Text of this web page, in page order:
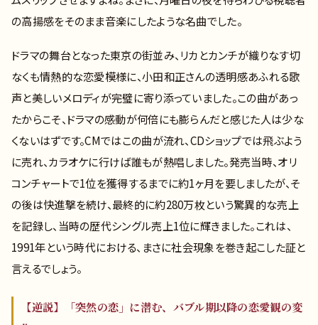
の高揚感をそのまま音楽にしたような名曲でした。
ドラマの舞台となった東京の街並み、リカとカンチが織りなす切
なくも情熱的な恋愛模様に、小田和正さんの透明感あふれる歌
声と美しいメロディが完璧に寄り添っていました。この曲があっ
たからこそ、ドラマの感動が何倍にも膨らんだと感じた人は少な
くないはずです。CMではこの曲が流れ、CDショップでは飛ぶよう
に売れ、カラオケに行けば誰もが熱唱しました。発売当時、オリ
コンチャートで1位を獲得するまでに約1ヶ月を要しましたが、そ
の後は快進撃を続け、最終的に約280万枚という驚異的な売上
を記録し、当時の歴代シングル売上1位に輝きました。これは、
1991年という時代における、まさに社会現象を巻き起こした証と
言えるでしょう。
【逆説】「突然の恋」に潜む、バブル期以降の恋愛観の変